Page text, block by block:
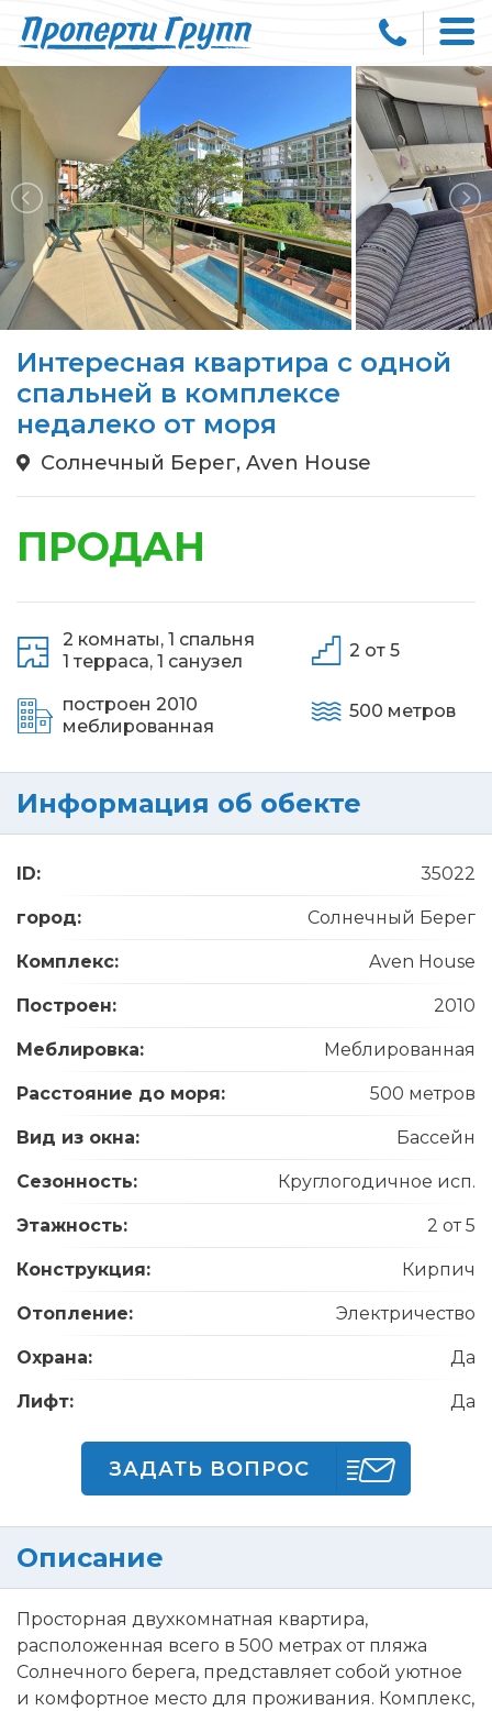
Интересная квартира с одной
спальней в комплексе
недалеко от моря
Солнечный Берег, Aven House
ПРОДАН
2 комнаты, 1 спальня
1 терраса, 1 санузел
построен 2010
меблированная
2 от 5
500 метров
Информация об обекте
ID: 35022
город: Солнечный Берег
Комплекс: Aven House
Построен: 2010
Меблировка: Меблированная
Расстояние до моря: 500 метров
Вид из окна: Бассейн
Сезонность: Круглогодичное исп.
Этажность: 2 от 5
Конструкция: Кирпич
Отопление: Электричество
Охрана: Да
Лифт: Да
ЗАДАТЬ ВОПРОС
Описание
Просторная двухкомнатная квартира,
расположенная всего в 500 метрах от пляжа
Солнечного берега, представляет собой уютное
и комфортное место для проживания. Комплекс,